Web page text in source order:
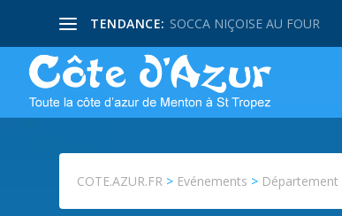
TENDANCE: SOCCA NIÇOISE AU FOUR
COTE.AZUR.FR > Evénements > Département